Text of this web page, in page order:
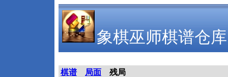
象棋巫师棋谱仓库
棋谱 局面
残局